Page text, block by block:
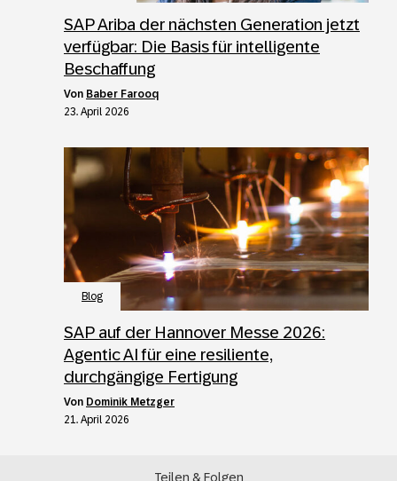
SAP Ariba der nächsten Generation jetzt
verfügbar: Die Basis für intelligente
Beschaffung
von Baber Farooq
23. April 2026
Blog
SAP auf der Hannover Messe 2026:
Agentic AI für eine resiliente,
durchgängige Fertigung
von Dominik Metzger
21. April 2026
Teilen & Folgen